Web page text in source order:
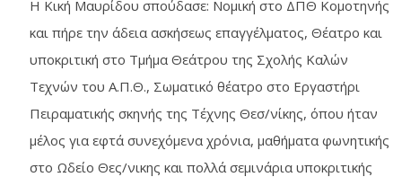
Η Κική Μαυρίδου σπούδασε: Νομική στο ΔΠΘ Κομοτηνής
και πήρε την άδεια ασκήσεως επαγγέλματος, Θέατρο και
υποκριτική στο Τμήμα Θεάτρου της Σχολής Καλών
Τεχνών του Α.Π.Θ., Σωματικό θέατρο στο Εργαστήρι
Πειραματικής σκηνής της Τέχνης Θεσ/νίκης, όπου ήταν
μέλος για εφτά συνεχόμενα χρόνια, μαθήματα φωνητικής
στο Ωδείο Θες/νικης και πολλά σεμινάρια υποκριτικής